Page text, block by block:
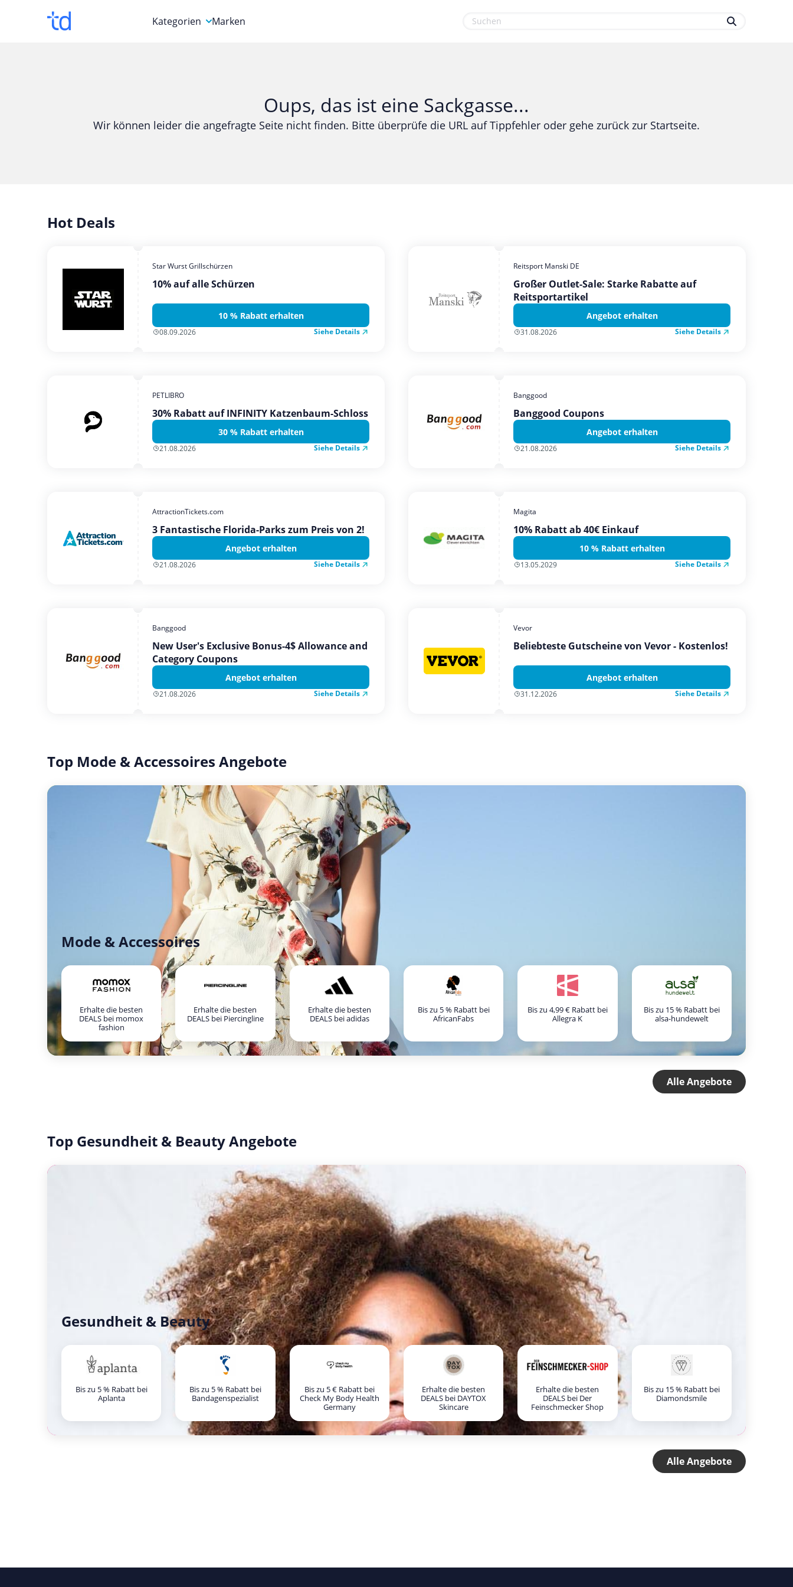
Kategorien
Computer & Elektronik
Gesundheit & Beauty
Mobilfunk & Internet
Marken
Oups, das ist eine Sackgasse...
Wir können leider die angefragte Seite nicht finden. Bitte überprüfe die URL auf Tippfehler oder gehe zurück zur Startseite.
Hot Deals
Star Wurst Grillschürzen
10% auf alle Schürzen
10 % Rabatt erhalten
08.09.2026 Siehe Details
Reitsport Manski DE
Großer Outlet-Sale: Starke Rabatte auf
Reitsportartikel
Angebot erhalten
31.08.2026 Siehe Details
PETLIBRO
30% Rabatt auf INFINITY Katzenbaum-Schloss
30 % Rabatt erhalten
21.08.2026 Siehe Details
Banggood
Banggood Coupons
Angebot erhalten
21.08.2026 Siehe Details
AttractionTickets.com
3 Fantastische Florida-Parks zum Preis von 2!
Angebot erhalten
21.08.2026 Siehe Details
Magita
10% Rabatt ab 40€ Einkauf
10 % Rabatt erhalten
13.05.2029 Siehe Details
Banggood
New User's Exclusive Bonus-4$ Allowance and
Category Coupons
Angebot erhalten
21.08.2026 Siehe Details
Vevor
Beliebteste Gutscheine von Vevor - Kostenlos!
Angebot erhalten
31.12.2026 Siehe Details
Top Mode & Accessoires Angebote
Mode & Accessoires
Erhalte die besten
DEALS bei momox
fashion
Erhalte die besten
DEALS bei Piercingline
Erhalte die besten
DEALS bei adidas
Bis zu 5 % Rabatt bei
AfricanFabs
Bis zu 4,99 € Rabatt bei
Allegra K
Bis zu 15 % Rabatt bei
alsa-hundewelt
Alle Angebote
Top Gesundheit & Beauty Angebote
Gesundheit & Beauty
Bis zu 5 % Rabatt bei
Aplanta
Bis zu 5 % Rabatt bei
Bandagenspezialist
Bis zu 5 € Rabatt bei
Check My Body Health
Germany
Erhalte die besten
DEALS bei DAYTOX
Skincare
Erhalte die besten
DEALS bei Der
Feinschmecker Shop
Bis zu 15 % Rabatt bei
Diamondsmile
Alle Angebote